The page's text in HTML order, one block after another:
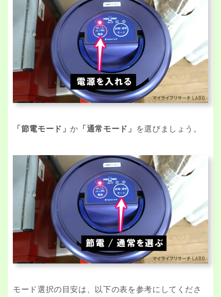
「節電モード」か 「通常モード」 を選びましょう。
モード選択の目安は、以下の表を参考にしてくださ